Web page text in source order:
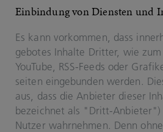
Ein­bin­dung von Diens­ten und
Es kann vor­kom­men, dass
ge­bo­tes In­hal­te Drit­ter, wie zum
You­Tube, RSS-​Feeds oder
sei­ten ein­ge­bun­den wer­den.
aus, dass die An­bie­ter die­ser
be­zeich­net als "Dritt-​​An­bie­ter")
Nut­zer wahr­neh­men. Denn